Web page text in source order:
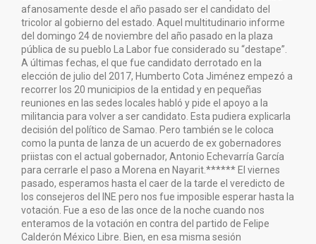
afanosamente desde el año pasado ser el candidato del
tricolor al gobierno del estado. Aquel multitudinario informe
del domingo 24 de noviembre del año pasado en la plaza
pública de su pueblo La Labor fue considerado su “destape”.
A últimas fechas, el que fue candidato derrotado en la
elección de julio del 2017, Humberto Cota Jiménez empezó a
recorrer los 20 municipios de la entidad y en pequeñas
reuniones en las sedes locales habló y pide el apoyo a la
militancia para volver a ser candidato. Esta pudiera explicarla
decisión del político de Samao. Pero también se le coloca
como la punta de lanza de un acuerdo de ex gobernadores
priistas con el actual gobernador, Antonio Echevarría García
para cerrarle el paso a Morena en Nayarit.****** El viernes
pasado, esperamos hasta el caer de la tarde el veredicto de
los consejeros del INE pero nos fue imposible esperar hasta la
votación. Fue a eso de las once de la noche cuando nos
enteramos de la votación en contra del partido de Felipe
Calderón México Libre. Bien, en esa misma sesión